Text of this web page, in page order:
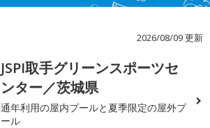
2026/08/09 更新
JSPI取手グリーンスポーツセ
ンター／茨城県
通年利用の屋内プールと夏季限定の屋外プ
ール